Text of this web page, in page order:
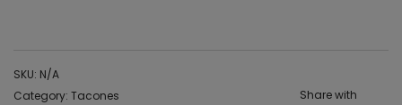
SKU: N/A
Category: Tacones
Share with